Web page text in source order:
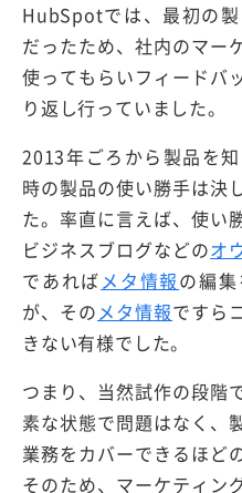
HubSpotでは、最初の
だったため、社内のマー
使ってもらいフィードバ
り返し行っていました。
2013年ごろから製品を
時の製品の使い勝手は決
た。率直に言えば、使い
ビジネスブログなどのオ
であればメタ情報の編
が、そのメタ情報ですら
きない有様でした。
つまり、当然試作の段階
素な状態で問題はなく、
業務をカバーできるほど
そのため、マーケティン